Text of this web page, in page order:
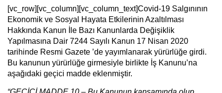
[vc_row][vc_column][vc_column_text]Covid-19 Salgınının
Ekonomik ve Sosyal Hayata Etkilerinin Azaltılması
Hakkında Kanun İle Bazı Kanunlarda Değişiklik
Yapılmasına Dair 7244 Sayılı Kanun 17 Nisan 2020
tarihinde Resmi Gazete ’de yayımlanarak yürürlüğe girdi.
Bu kanunun yürürlüğe girmesiyle birlikte İş Kanunu’na
aşağıdaki geçici madde eklenmiştir.